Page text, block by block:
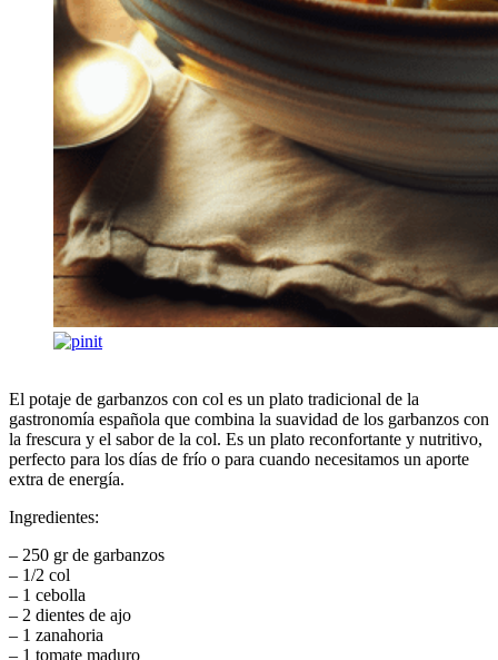
El potaje de garbanzos con col es un plato tradicional de la
gastronomía española que combina la suavidad de los garbanzos con
la frescura y el sabor de la col. Es un plato reconfortante y nutritivo,
perfecto para los días de frío o para cuando necesitamos un aporte
extra de energía.
Ingredientes:
– 250 gr de garbanzos
– 1/2 col
– 1 cebolla
– 2 dientes de ajo
– 1 zanahoria
– 1 tomate maduro